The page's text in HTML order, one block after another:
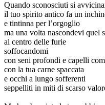
Quando sconosciuti si
il tuo spirito antico fa un
e tintinna per l’orgoglio
ma una volta nascondevi quel
al centro delle furie
soffocandomi
con seni profondi e capelli
con la tua carne spaccata
e occhi a lungo sofferenti
seppelliti in miti di scarso